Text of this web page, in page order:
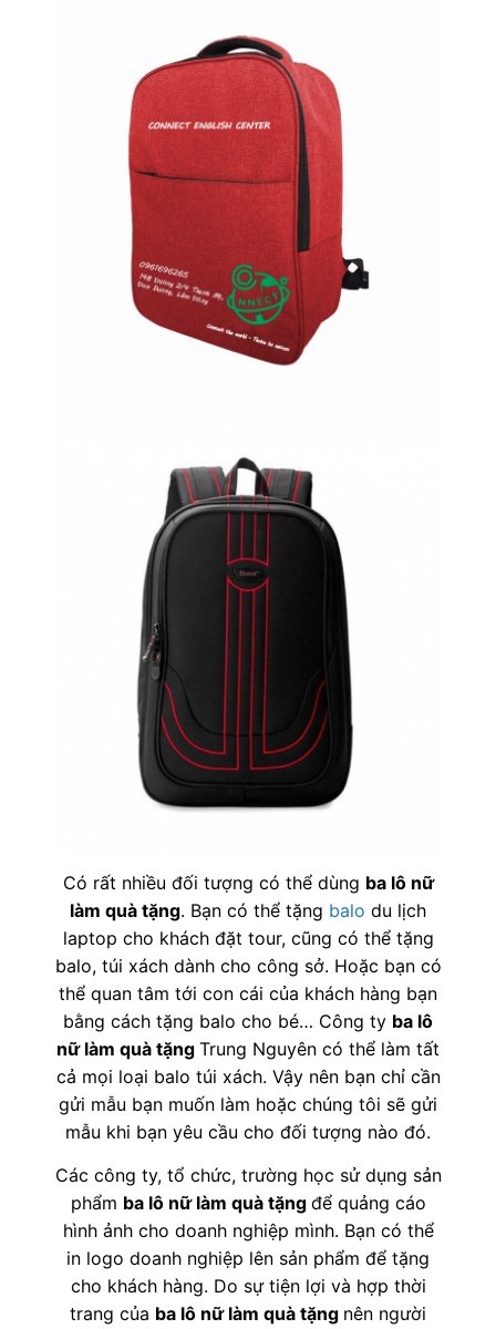
Có rất nhiều đối tượng có thể dùng ba lô nữ
làm quà tặng. Bạn có thể tặng balo du lịch
laptop cho khách đặt tour, cũng có thể tặng
balo, túi xách dành cho công sở. Hoặc bạn có
thể quan tâm tới con cái của khách hàng bạn
bằng cách tặng balo cho bé… Công ty ba lô
nữ làm quà tặng Trung Nguyên có thể làm tất
cả mọi loại balo túi xách. Vậy nên bạn chỉ cần
gửi mẫu bạn muốn làm hoặc chúng tôi sẽ gửi
mẫu khi bạn yêu cầu cho đối tượng nào đó.
Các công ty, tổ chức, trường học sử dụng sản
phẩm ba lô nữ làm quà tặng để quảng cáo
hình ảnh cho doanh nghiệp mình. Bạn có thể
in logo doanh nghiệp lên sản phẩm để tặng
cho khách hàng. Do sự tiện lợi và hợp thời
trang của ba lô nữ làm quà tặng nên người